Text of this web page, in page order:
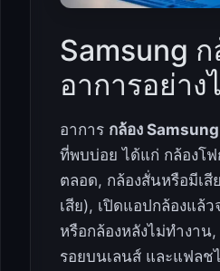
Samsung ก
อาการอย่าง
อาการ กล้อง Samsung
ที่พบบ่อย ได้แก่ กล้องโ
ตลอด, กล้องสั่นหรือมีเสี
เสีย), เปิดแอปกล้องแล้
หรือกล้องหลังไม่ทำงา
รอยบนเลนส์ และแฟล